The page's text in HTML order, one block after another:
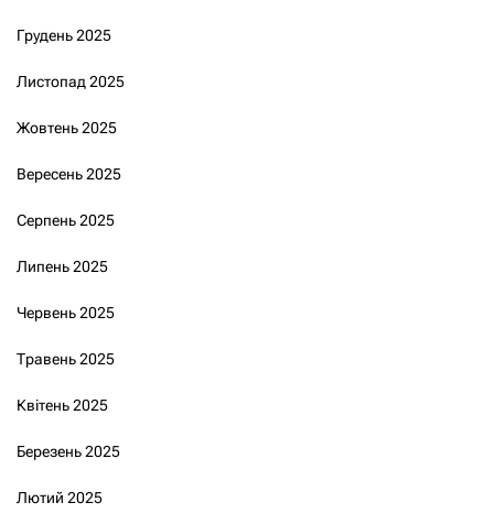
Грудень 2025
Листопад 2025
Жовтень 2025
Вересень 2025
Серпень 2025
Липень 2025
Червень 2025
Травень 2025
Квітень 2025
Березень 2025
Лютий 2025